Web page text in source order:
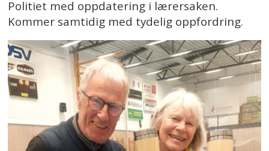
Politiet med oppdatering i lærersaken.
Kommer samtidig med tydelig oppfordring.